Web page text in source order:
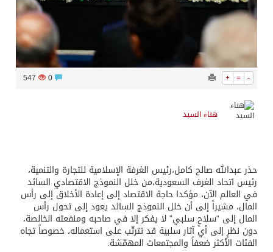
+ = -
547
هناء السيد
حذر عبدالله صالح كامل،رئيس الغرفة الإسلامية للتجارة والتنمية،
رئيس اتحاد الغرف السعودية،من خلل النموذج الاقتصادي السائد
في العالم الآن، مؤكدا حاجة الاقتصاد إلى إعادة الأخلاق إلى رأس
المال، مشيراً إلى أن خلل النموذج السائد يعود إلى تحول رأس
المال إلى “سلاحٍ سلبي” لا يفكر إلا في صاحبه ومنفعته الخالصة،
دون نظرٍ إلى أي آثار سلبية قد تترتّب على استعماله، خصوصاً تجاه
الفئات الأكثر ضعفاً والمجتمعات المهمّشة.